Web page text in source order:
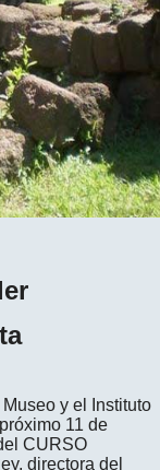
y el Instituto
11 de
CURSO
directora del